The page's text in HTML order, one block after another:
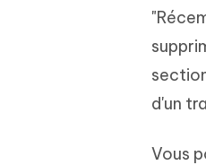
d'un
Vous